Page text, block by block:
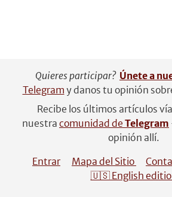
Quieres participar? Únete a
Telegram y danos tu opinión
Recibe los últimos artículos vía
nuestra comunidad de Telegram
opinión allí.
Entrar
Mapa del Sitio
🇺🇸 English